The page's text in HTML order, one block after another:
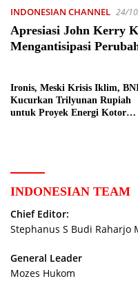
INDONESIAN CHANNEL 24/
Apresiasi John Kerry
Mengantisipasi
Ironis, Meski Krisis Iklim,
Kucurkan Trilyunan Rupiah
untuk Proyek Energi Kotor
INDONESIAN TEAM
Chief Editor:
Stephanus S Budi Raharjo
General Leader
Mozes Hukom